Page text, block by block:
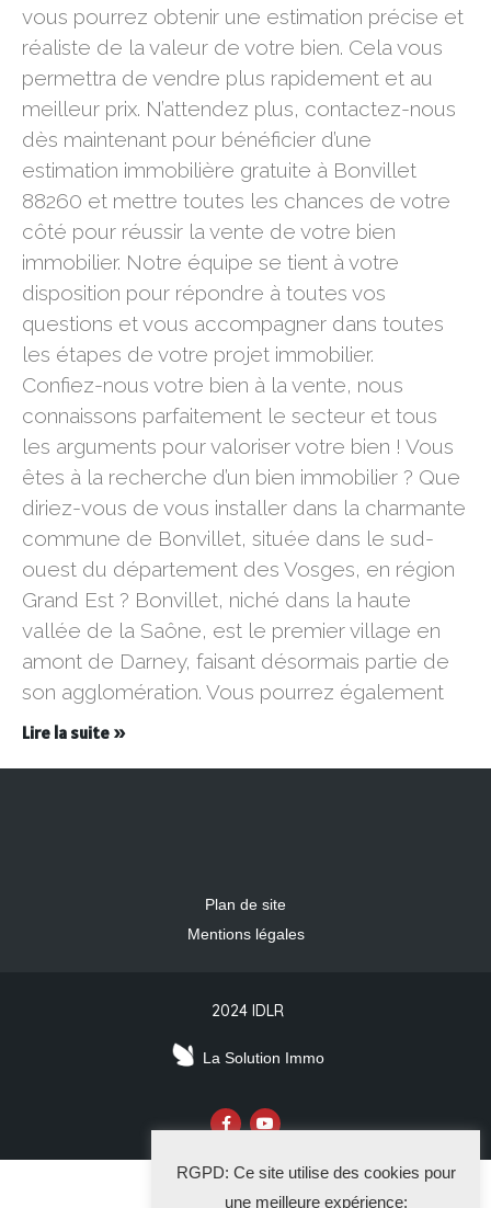
vous pourrez obtenir une estimation précise et
réaliste de la valeur de votre bien. Cela vous
permettra de vendre plus rapidement et au
meilleur prix. N’attendez plus, contactez-nous
dès maintenant pour bénéficier d’une
estimation immobilière gratuite à Bonvillet
88260 et mettre toutes les chances de votre
côté pour réussir la vente de votre bien
immobilier. Notre équipe se tient à votre
disposition pour répondre à toutes vos
questions et vous accompagner dans toutes
les étapes de votre projet immobilier.
Confiez-nous votre bien à la vente, nous
connaissons parfaitement le secteur et tous
les arguments pour valoriser votre bien ! Vous
êtes à la recherche d’un bien immobilier ? Que
diriez-vous de vous installer dans la charmante
commune de Bonvillet, située dans le sud-
ouest du département des Vosges, en région
Grand Est ? Bonvillet, niché dans la haute
vallée de la Saône, est le premier village en
amont de Darney, faisant désormais partie de
son agglomération. Vous pourrez également
Lire la suite »
Plan de site
Mentions légales
2024 IDLR
La Solution Immo
RGPD: Ce site utilise des cookies pour
une meilleure expérience: